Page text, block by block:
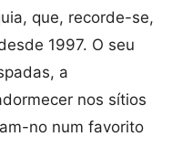
que, recorde-se,
1997. O seu
a
nos sítios
no num favorito